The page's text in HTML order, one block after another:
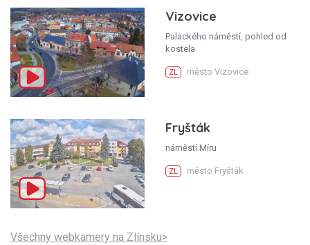
Vizovice
Palackého náměstí, pohled od
kostela
ZL město Vizovice
Fryšták
náměstí Míru
ZL město Fryšták
Všechny webkamery na Zlínsku>